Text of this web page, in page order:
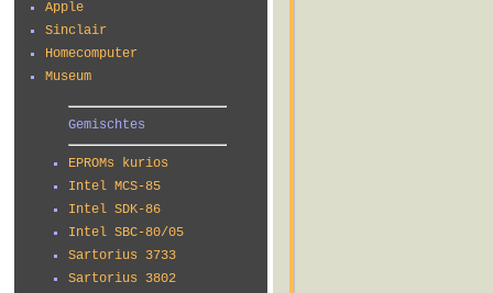
Apple
Sinclair
Homecomputer
Museum
Gemischtes
EPROMs kurios
Intel MCS-85
Intel SDK-86
Intel SBC-80/05
Sartorius 3733
Sartorius 3802